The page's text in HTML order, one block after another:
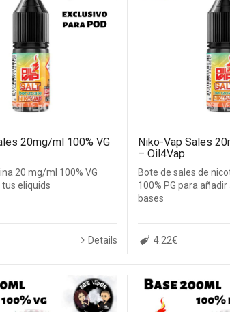
20mg/ml 100% VG
20 mg/ml 100% VG
eliquids
Details
Niko-Vap Sales
– Oil4Vap
Bote de sales de
100% PG para
bases
4.22€